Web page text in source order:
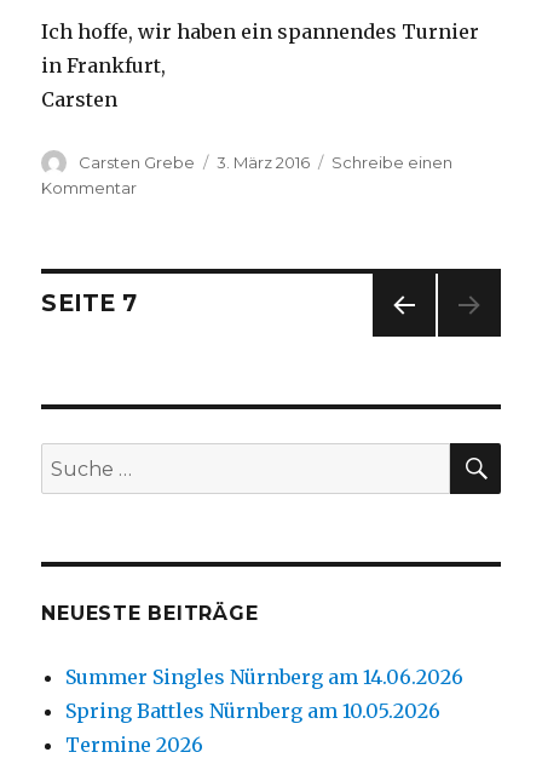
Ich hoffe, wir haben ein spannendes Turnier
in Frankfurt,
Carsten
Autor
Carsten Grebe
Veröffentlicht
3. März 2016
Schreibe einen
Kommentar
Beitragsnavigation
SEIT
E
SEITE 7
Suche
nach:
NEUESTE BEITRÄGE
Summer Singles Nürnberg am 14.06.2026
Spring Battles Nürnberg am 10.05.2026
Termine 2026